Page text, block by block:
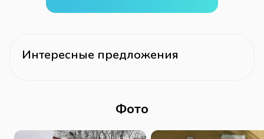
Интересные предложения
Фото